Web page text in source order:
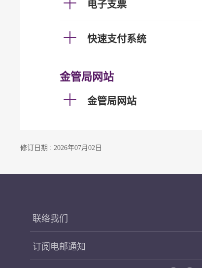
电子支票
快速支付系统
金管局网站
金管局网站
修订日期 : 2026年07月02日
联络我们
订阅电邮通知